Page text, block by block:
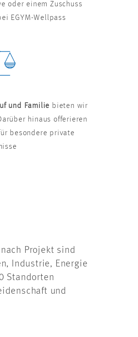
oder einem Zuschuss
EGYM-Wellpass
und Familie bieten wir
hinaus offerieren
besondere private
Projekt sind
Industrie, Energie
Standorten
und